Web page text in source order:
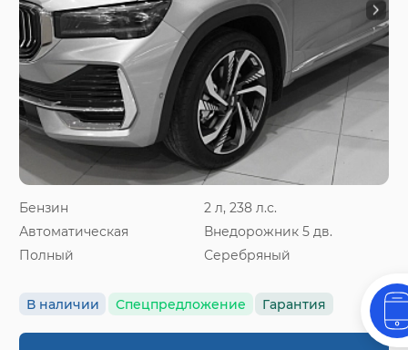
Бензин
2 л, 238 л.с.
Автоматическая
Внедорожник 5 дв.
Полный
Серебряный
В наличии Спецпредложение Гарантия